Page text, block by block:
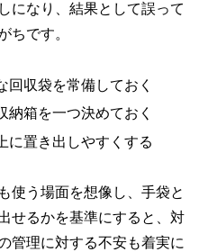
になり、結果として誤って
ちです。
回収袋を常備しておく
納箱を一つ決めておく
に置き出しやすくする
使う場面を想像し、手袋と
せるかを基準にすると、対
管理に対する不安も着実に